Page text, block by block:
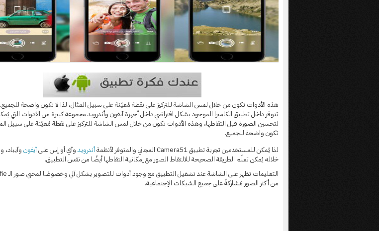
هذه الأدوات تكون من خلال لمس الشاشة للتركيز على نقطة مُعيّنة على سبيل المثال، لذا لا تكون واضحة للجميع.
تتوفر داخل تطبيق الكاميرا الموجود بشكل افتراضي داخل أجهزة آيفون وأندرويد مجموعة كبيرة من الأدوات التي
لتحسين الصورة قبل التقاطها، وهذه الأدوات تكون من خلال لمس الشاشة للتركيز على نقطة مُعيّنة على سبيل
تكون واضحة للجميع.
لذا يُمكن للمستخدمين تجربة تطبيق Camera51 المجاني والمتوفر لأنظمة
أندرويد وآي أو إس علىآيفون وآيباد،
خلاله يُمكن تعلّم الطريقة الصحيحة للالتقاط الصور مع إمكانية التقاطها أيضًا من نفس التطبيق.
من أكثر الصور مُشاركةً على جميع الشبكات الإجتماعية.